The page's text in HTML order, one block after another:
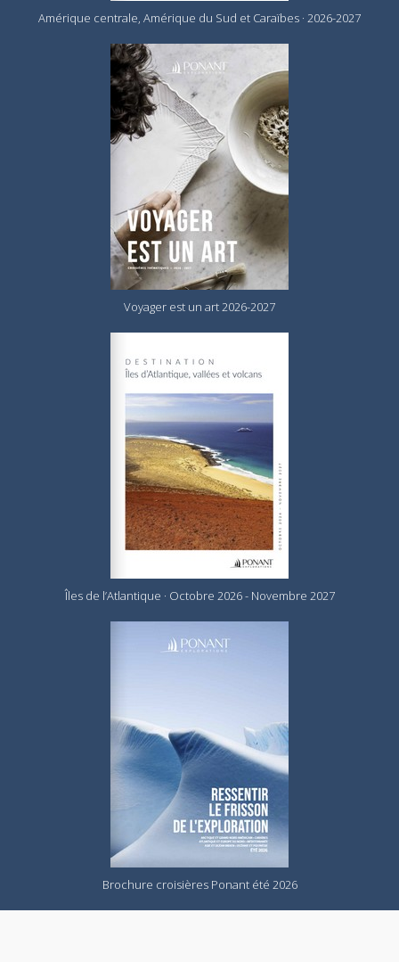
Amérique centrale, Amérique du Sud et Caraïbes · 2026-2027
Voyager est un art 2026-2027
Îles de l’Atlantique · Octobre 2026 - Novembre 2027
Brochure croisières Ponant été 2026